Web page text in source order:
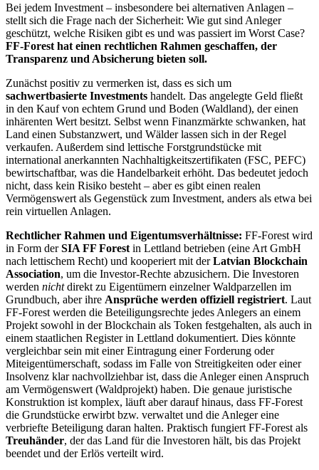
Bei jedem Investment – insbesondere bei alternativen Anlagen –
stellt sich die Frage nach der Sicherheit: Wie gut sind Anleger
geschützt, welche Risiken gibt es und was passiert im Worst Case?
FF-Forest hat einen rechtlichen Rahmen geschaffen, der
Transparenz und Absicherung bieten soll.
Zunächst positiv zu vermerken ist, dass es sich um
sachwertbasierte Investments handelt. Das angelegte Geld fließt
in den Kauf von echtem Grund und Boden (Waldland), der einen
inhärenten Wert besitzt. Selbst wenn Finanzmärkte schwanken, hat
Land einen Substanzwert, und Wälder lassen sich in der Regel
verkaufen. Außerdem sind lettische Forstgrundstücke mit
international anerkannten Nachhaltigkeitszertifikaten (FSC, PEFC)
bewirtschaftbar, was die Handelbarkeit erhöht. Das bedeutet jedoch
nicht, dass kein Risiko besteht – aber es gibt einen realen
Vermögenswert als Gegenstück zum Investment, anders als etwa bei
rein virtuellen Anlagen.
Rechtlicher Rahmen und Eigentumsverhältnisse: FF-Forest wird
in Form derSIA FF Forest in Lettland betrieben (eine Art GmbH
nach lettischem Recht) und kooperiert mit derLatvian Blockchain
Association, um die Investor-Rechte abzusichern. Die Investoren
werden nichtdirekt zu Eigentümern einzelner Waldparzellen im
Grundbuch, aber ihre Ansprüche werden offiziell registriert. Laut
FF-Forest werden die Beteiligungsrechte jedes Anlegers an einem
Projekt sowohl in der Blockchain als Token festgehalten, als auch in
einem staatlichen Register in Lettland dokumentiert. Dies könnte
vergleichbar sein mit einer Eintragung einer Forderung oder
Miteigentümerschaft, sodass im Falle von Streitigkeiten oder einer
Insolvenz klar nachvollziehbar ist, dass die Anleger einen Anspruch
am Vermögenswert (Waldprojekt) haben. Die genaue juristische
Konstruktion ist komplex, läuft aber darauf hinaus, dass FF-Forest
die Grundstücke erwirbt bzw. verwaltet und die Anleger eine
verbriefte Beteiligung daran halten. Praktisch fungiert FF-Forest als
Treuhänder, der das Land für die Investoren hält, bis das Projekt
beendet und der Erlös verteilt wird.